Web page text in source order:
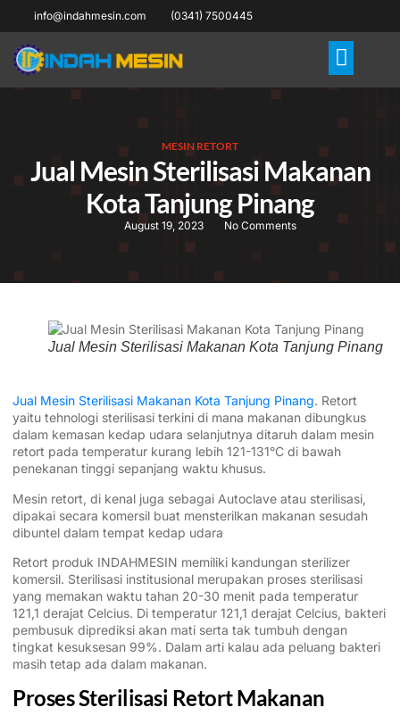
info@indahmesin.com (0341) 7500445
MESIN RETORT
Jual Mesin Sterilisasi Makanan
Kota Tanjung Pinang
August 19, 2023 No Comments
Jual Mesin Sterilisasi Makanan Kota Tanjung Pinang
Jual Mesin Sterilisasi Makanan Kota Tanjung Pinang. Retort
yaitu tehnologi sterilisasi terkini di mana makanan dibungkus
dalam kemasan kedap udara selanjutnya ditaruh dalam mesin
retort pada temperatur kurang lebih 121-131°C di bawah
penekanan tinggi sepanjang waktu khusus.
Mesin retort, di kenal juga sebagai Autoclave atau sterilisasi,
dipakai secara komersil buat mensterilkan makanan sesudah
dibuntel dalam tempat kedap udara
Retort produk INDAHMESIN memiliki kandungan sterilizer
komersil. Sterilisasi institusional merupakan proses sterilisasi
yang memakan waktu tahan 20-30 menit pada temperatur
121,1 derajat Celcius. Di temperatur 121,1 derajat Celcius, bakteri
pembusuk diprediksi akan mati serta tak tumbuh dengan
tingkat kesuksesan 99%. Dalam arti kalau ada peluang bakteri
masih tetap ada dalam makanan.
Proses Sterilisasi Retort Makanan